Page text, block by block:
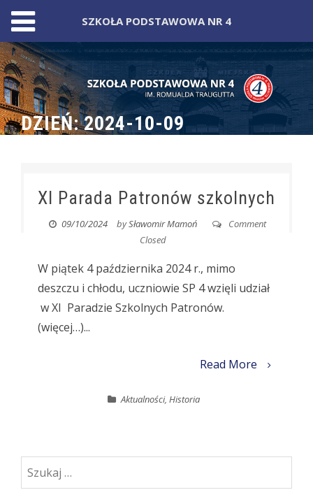
Skip
to
content
DZIEŃ:2024-10-09
XI Parada Patronów szkolnych
09/10/2024 bySławomir Mamoń
Comment
Closed
W piątek 4 października 2024 r., mimo
deszczu i chłodu, uczniowie SP 4 wzięli udział
w XI Paradzie Szkolnych Patronów.
(więcej…)...
Read More
Aktualności,Historia
Szukaj:
SZKOŁA PODSTAWOWA NR 4